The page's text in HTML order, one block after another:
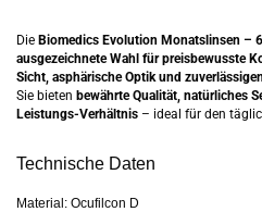
Die Biomedics Evolution Monatslinsen –
ausgezeichnete Wahl für preisbewusste
Sicht, asphärische Optik und
Sie bieten bewährte Qualität, natürliches
Leistungs-Verhältnis – ideal für den
Technische Daten
Material: Ocufilcon D